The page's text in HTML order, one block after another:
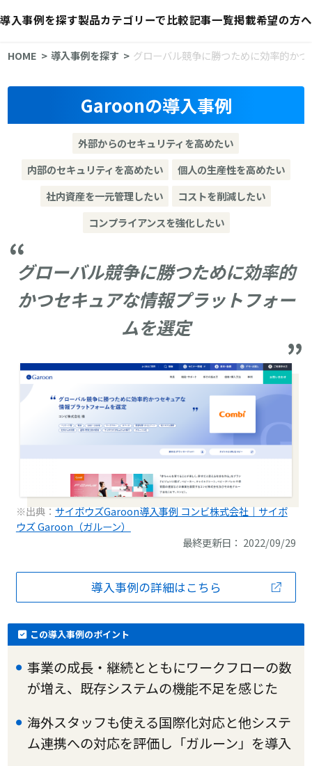
導入事例を探す製品カテゴリーで比較記事一覧掲載希望の方へ
HOME 導入事例を探す グローバル競争に勝つために効率的か
Garoonの導入事例
外部からのセキュリティを高めたい
内部のセキュリティを高めたい
個人の生産性を高めたい
社内資産を一元管理したい
コストを削減したい
コンプライアンスを強化したい
グローバル競争に勝つために効率的
かつセキュアな情報プラットフォー
ムを選定
※出典： サイボウズGaroon導入事例 コンビ株式会社｜サイボ
ウズ Garoon（ガルーン）
最終更新日： 2022/09/29
導入事例の詳細はこちら
この導入事例のポイント
事業の成長・継続とともにワークフローの数
が増え、既存システムの機能不足を感じた
海外スタッフも使える国際化対応と他システ
ム連携への対応を評価し「ガルーン」を導入